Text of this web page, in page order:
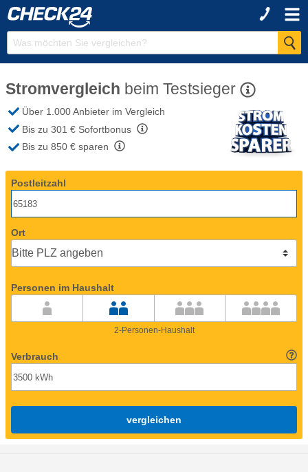
Stromvergleich beim Testsieger
Über 1.000 Anbieter im Vergleich
Bis zu 301 € Sofortbonus
Bis zu 850 € sparen
Postleitzahl
Ort
Personen im Haushalt
2-Personen-Haushalt
Verbrauch
vergleichen